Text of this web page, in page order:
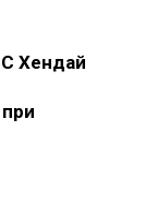
Хендай